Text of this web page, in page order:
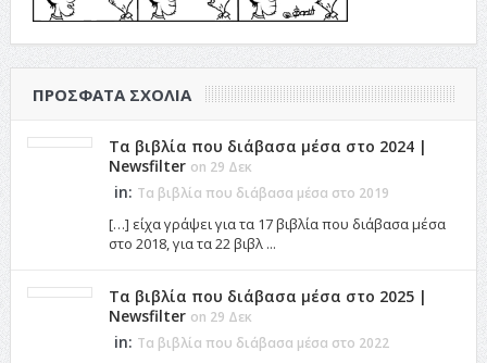
ΠΡΌΣΦΑΤΑ ΣΧΌΛΙΑ
Τα βιβλία που διάβασα μέσα στο 2024 |
Newsfilter on 29 Δεκ
in: Τα βιβλία που διάβασα μέσα στο 2019
[…] είχα γράψει για τα 17 βιβλία που διάβασα μέσα
στο 2018, για τα 22 βιβλ ...
Τα βιβλία που διάβασα μέσα στο 2025 |
Newsfilter on 29 Δεκ
in: Τα βιβλία που διάβασα μέσα στο 2022